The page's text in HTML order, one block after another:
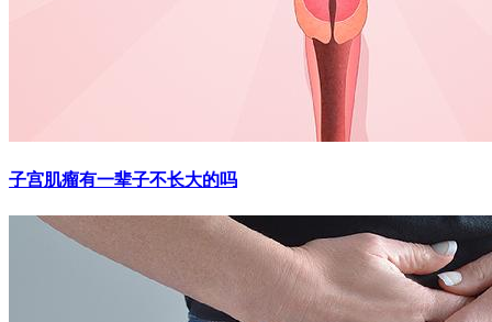
子宫肌瘤有一辈子不长大的吗